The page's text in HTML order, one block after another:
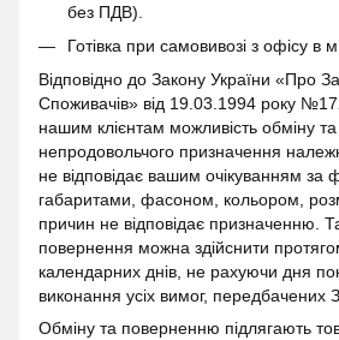
без ПДВ).
Готівка при самовивозі з офісу в
Відповідно до Закону України «Про
Споживачів» від 19.03.1994 року
нашим клієнтам можливість обміну
непродовольчого призначення
не відповідає вашим очікуванням
габаритами, фасоном, кольором,
причин не відповідає призначенню.
повернення можна здійснити
календарних днів, не рахуючи дня
виконання усіх вимог, передбачених
Обміну та поверненню підлягають